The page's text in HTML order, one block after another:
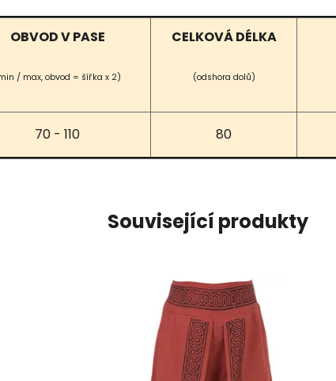
OBVOD V PASE
/ max, obvod = šířka x 2)
CELKOVÁ DÉLKA
(odshora dolů)
70 - 110 80
Související produkty